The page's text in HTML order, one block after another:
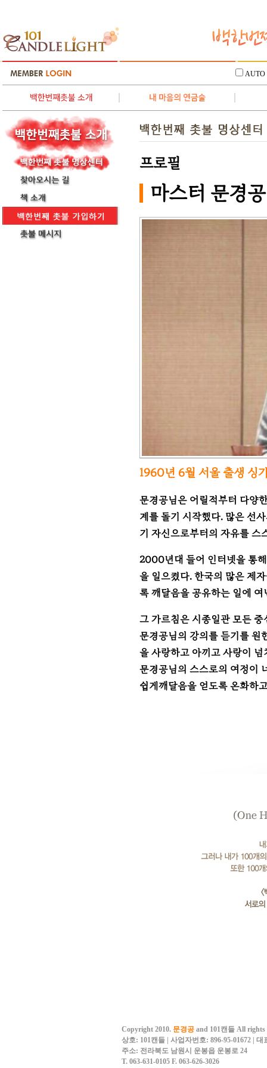
AUTO
프로필
마스터 문경공
1960년 6월 서울 출생 싱
문경공님은 어릴적부터 다양
계를 돌기 시작했다. 많은 선
기 자신으로부터의 자유를 스
2000년대 들어 인터넷을 통
을 일으켰다. 한국의 많은 제
록 깨달음을 공유하는 일에
그 가르침은 시종일관 모든
문경공님의 강의를 듣기를 원
을 사랑하고 아끼고 사랑이
문경공님의 스스로의 여정이
쉽게깨달음을 얻도록 온화하
Copyright 2010. 문경공 and 101캔들 All rights
상호: 101캔들 | 사업자번호: 896-95-01672 | 대
주소: 전라북도 남원시 운봉읍 운봉로 24
T. 063-631-0105 F. 063-626-3026